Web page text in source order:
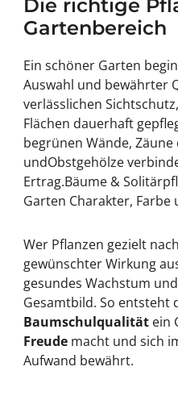
Die richtige
Gartenbereich
Ein schöner Garten
Auswahl und bewährter
verlässlichen
Flächen dauerhaft
begrünen Wände,
undObstgehölze
Ertrag.Bäume &
Garten Charakter, Farbe
Wer Pflanzen gezielt
gewünschter Wirkung
gesundes Wachstum
Gesamtbild. So entsteht
Baumschulqualitätein
Freude macht und sich
Aufwand bewährt.